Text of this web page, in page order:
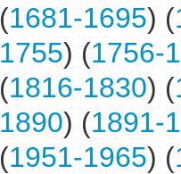
(1681-1695) (
1755) (1756-
(1816-1830) (
1890) (1891-
(1951-1965) (